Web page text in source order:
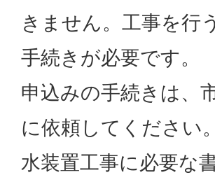
きません。工事を行
手続きが必要です。
申込みの手続きは、
に依頼してください
水装置工事に必要な